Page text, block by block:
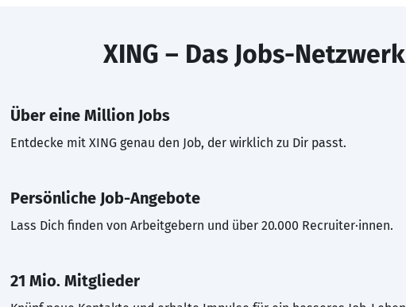
XING – Das Jobs-Netzwerk
Über eine Million Jobs
Entdecke mit XING genau den Job, der wirklich zu Dir passt.
Persönliche Job-Angebote
Lass Dich finden von Arbeitgebern und über 20.000 Recruiter·innen.
21 Mio. Mitglieder